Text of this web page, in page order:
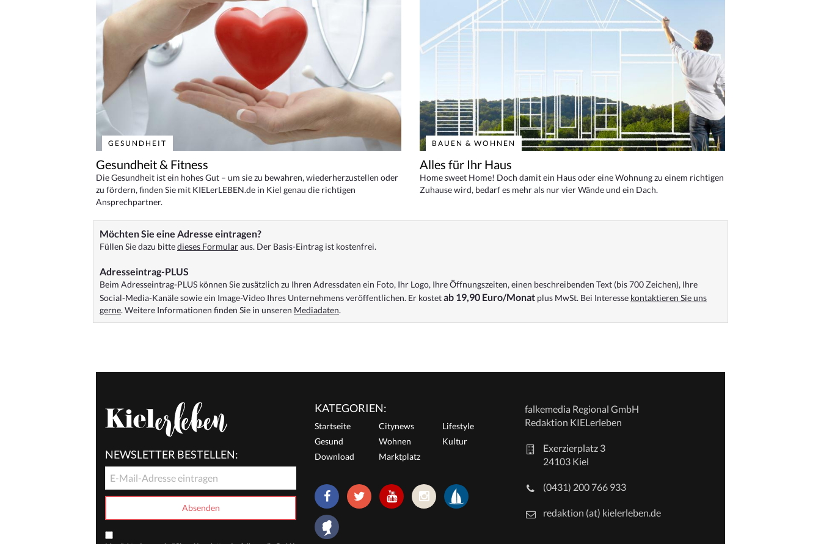
GESUNDHEIT
Gesundheit & Fitness
Die Gesundheit ist ein hohes Gut – um sie zu bewahren, wiederherzustellen oder
zu fördern, finden Sie mit KIELerLEBEN.de in Kiel genau die richtigen
Ansprechpartner.
BAUEN & WOHNEN
Alles für Ihr Haus
Home sweet Home! Doch damit ein Haus oder eine Wohnung zu einem richtigen
Zuhause wird, bedarf es mehr als nur vier Wände und ein Dach.
Möchten Sie eine Adresse eintragen?
Füllen Sie dazu bittedieses Formularaus. Der Basis-Eintrag ist kostenfrei.
Adresseintrag-PLUS
Beim Adresseintrag-PLUS können Sie zusätzlich zu Ihren Adressdaten ein Foto, Ihr Logo, Ihre Öffnungszeiten, einen beschreibenden Text (bis 700 Zeichen), Ihre
Social-Media-Kanäle sowie ein Image-Video Ihres Unternehmens veröffentlichen. Er kostetab 19,90 Euro/Monat plus MwSt. Bei Interesse kontaktieren Sie uns
gerne. Weitere Informationen finden Sie in unseren Mediadaten.
NEWSLETTER BESTELLEN:
KATEGORIEN:
Startseite Citynews
Lifestyle
Gesund
Wohnen
Kultur
Download
Marktplatz
falkemedia Regional GmbH
Redaktion KIELerleben
Exerzierplatz 3
24103 Kiel
(0431) 200 766 933
redaktion (at) kielerleben.de